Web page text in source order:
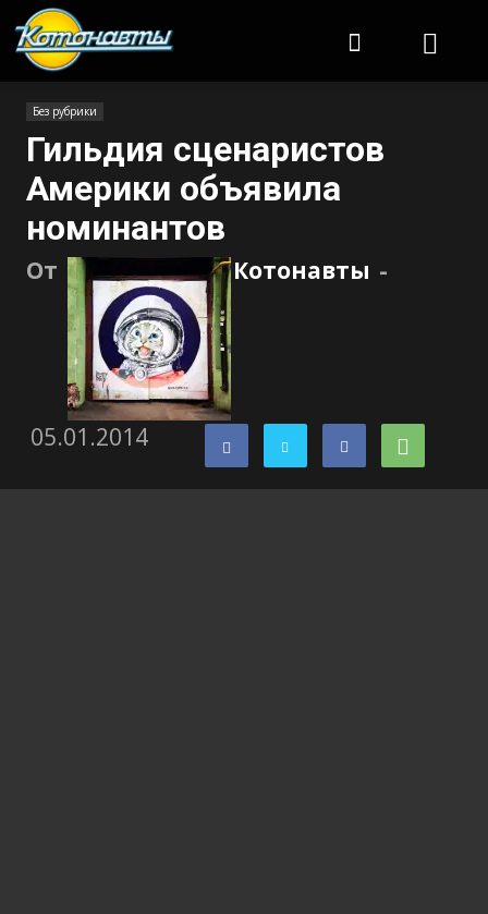
Без рубрики
Гильдия сценаристов
Америки объявила
номинантов
От Котонавты -
05.01.2014